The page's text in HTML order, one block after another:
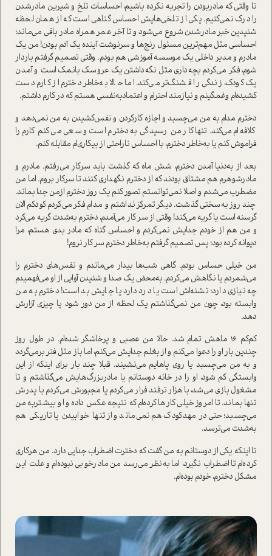
تا وقتی که مادر‌بودن را تجربه نکرده باشیم، احساسات تلخ و شیرین مادر‌شدن
را درک نمی‌کنیم. یکی از تلخی‌هایش احساس گناهی است که از همان لحظه
شنیدین خبر مادر‌شدن شروع می‌شود و تا آخر عمر همراه مادر باقی می‌ماند؛
احساسی مثل مهم‌ترین مسئول رنج‌ها و سرنوشت آینده یک آدم بودن! من یک
مادرم و مدیر داخلی یک موسسه آموزشی هم بودم. وقتی تصمیم گرفتم باردار
شوم، فکر می‌کردم بچه‌داری مثل نگه‌داشتن یک عروسک بانمک است و آمدن
یک کودک، زندگی را قشنگ‌تر می‌کند. اما حالا به‌خاطر دخترم از کارم دست
کشیده‌ام وغمگینم و نیازمند احترام و اعتماد‌به‌نفسی هستم که در کارم داشتم.
دخترم مدام به من می‌چسبد و اجازه کار‌کردن و نفس‌کشیدن به من نمی‌دهد و
کلافه‌ام می‌کند. تنها کار من رسیدگی به دخترم است و سعی می‌کنم کارم را
فراموش کنم یا به‌خاطر دخترم، با احساس ناراحتی از بیکاری‌ام مقابله کنم.
بعد از به‌دنیا آمدن دخترم، شش ماه که گذشت باید سرکار می‌رفتم. مادرم و
مادر‌شوهرم هم مشتاق بودند که از دخترم نگهداری کنند تا سرکار بروم. اما من
مضطرب می‌شدم و اصلا نمی‌توانستم تصور کنم یک روز دخترم ازمن جدا بماند.
چند روز به‌سختی گذشت. دیگر تمرکز نداشتم و مدام فکر می‌کردم کودکم الان
گرسنه است یا گریه می‌کند! وقتی از سر کار می‌آمدم، دخترم به‌شدت گریه می‌کرد
و من هم از خودم جدایش نمی‌کردم و احساس گناه که مادر بدی هستم، مرا
دیوانه کرده بود؛ پس تصمیم گرفتم به‌خاطر دخترم سر کار نروم!
من خیلی حساس بودم. گاهی شب‌ها بیدار می‌ماندم و نفس‌های دخترم را
می‌شمردم یا نگاهش می‌کردم. به‌محض یک صدا و شنیدن آوایی از او می‌فهمیدم
چه نیازی دارد: تشنه‌اش است یا درد دارد یا جایش بد است! دخترم به من
وابسته بود، چون من نمی‌گذاشتم یک لحظه از من دور شود یا چیزی آزارش
دهد.
کم‌کم 16 ماهش تمام شد. حالا من عصبی و پرخاشگر شده‌ام. در طول روز
چندین بار او را دعوا می‌کنم و از بغلم جدایش می‌کنم، اما باز مثل فنر برمی‌گردد
و به من می‌چسبد یا روی پاهایم می‌نشیند. قبلا چند بار برای اینکه از این
وابستگی کم شود، او را در خانه دوستانم یا مادربزرگ‌هایش می‌گذاشتم و تا
مشغول بازی می‌شد، با هزار ترفند فرار می‌کردم یا مجبورش می‌کردم با پدرش
تنها بماند. تا امروز خیلی کارها کرده‌ام که نتیجه عکس داده و او بیشتربه من
می‌چسبد؛ حتی در مهد‌کودک هم نمی‌ماند و از تنها خوابیدن یا تاریکی هم
به‌شدت می‌ترسد.
تا اینکه یکی از دوستانم به من گفت که دخترت اضطراب جدایی دارد. من هرکاری
کرده‌ام تا اضطراب نگیرد، اما به‌نظر می‌رسد من مادرخوبی نبوده‌ام و علت این
مشکل دخترم، خودم بوده‌ام.